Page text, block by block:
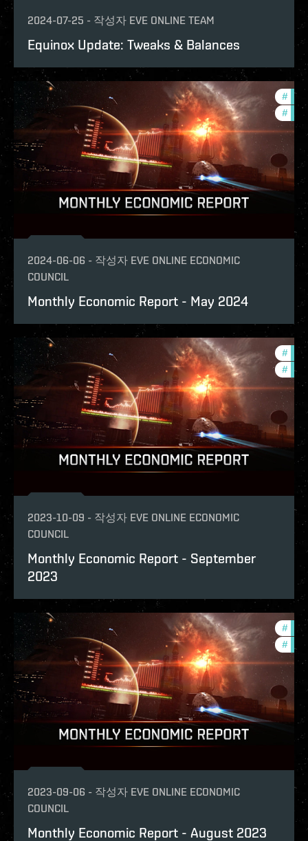
2024-07-25 - 작성자 EVE ONLINE TEAM
Equinox Update: Tweaks & Balances
#
#
2024-06-06 - 작성자 EVE ONLINE ECONOMIC
COUNCIL
Monthly Economic Report - May 2024
#
#
2023-10-09 - 작성자 EVE ONLINE ECONOMIC
COUNCIL
Monthly Economic Report - September
2023
#
#
2023-09-06 - 작성자 EVE ONLINE ECONOMIC
COUNCIL
Monthly Economic Report - August 2023